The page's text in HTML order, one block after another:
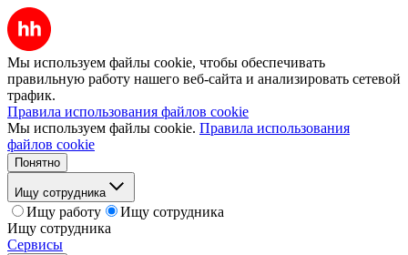
Мы используем файлы cookie, чтобы обеспечивать
правильную работу нашего веб-сайта и анализировать сетевой
трафик.
Правила использования файлов cookie
Мы используем файлы cookie. Правила использования
файлов cookie
Понятно
Ищу сотрудника
Ищу работу
Ищу сотрудника
Ищу сотрудника
Сервисы